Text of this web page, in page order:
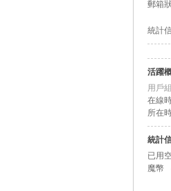
郵箱
統計
活躍
用戶組
在線
所在
統計
已用
魔幣